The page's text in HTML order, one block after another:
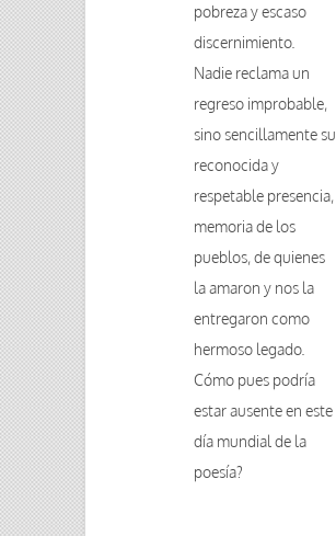
pobreza y escaso
discernimiento.
Nadie reclama un
regreso improbable,
sino sencillamente su
reconocida y
respetable presencia,
memoria de los
pueblos, de quienes
la amaron y nos la
entregaron como
hermoso legado.
Cómo pues podría
estar ausente en este
día mundial de la
poesía?